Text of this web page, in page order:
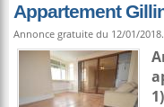
Appartement
Annonce gratuite du 12/01/2018.